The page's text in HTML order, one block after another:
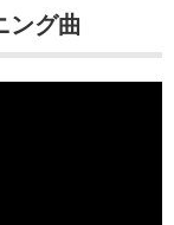
ング曲